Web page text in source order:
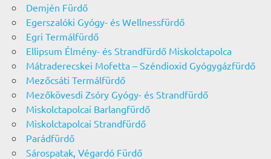
Demjén Fürdő
Egerszalóki Gyógy- és Wellnessfürdő
Egri Termálfürdő
Ellipsum Élmény- és Strandfürdő Miskolctapolca
Mátraderecskei Mofetta – Széndioxid Gyógygázfürdő
Mezőcsáti Termálfürdő
Mezőkövesdi Zsóry Gyógy- és Strandfürdő
Miskolctapolcai Barlangfürdő
Miskolctapolcai Strandfürdő
Parádfürdő
Sárospatak, Végardó Fürdő